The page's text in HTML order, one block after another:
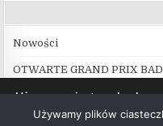
Nowości
OTWARTE GRAND PRIX
Używamy ciasteczek, aby
korzystania z naszej
Używamy plików